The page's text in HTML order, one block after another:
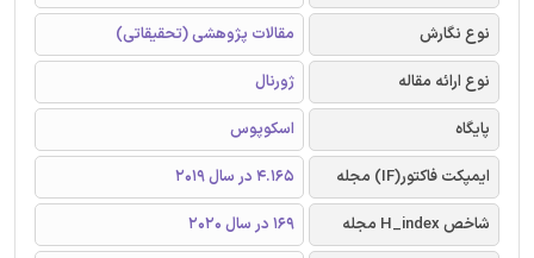
نوع نگارش
مقالات پژوهشی (تحقیقاتی)
نوع ارائه مقاله
ژورنال
پایگاه
اسکوپوس
ایمپکت فاکتور(IF) مجله
4.165 در سال 2019
شاخص H_index مجله
169 در سال 2020